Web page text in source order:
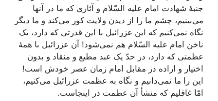
جنبۀ شهادت امام علیه السّلام و آثاری که ما در آنها
می‌بینیم، چشم ما را از دیدن ولایت کور می‌کند و ما دیگر
نگاه نمی‌کنیم که این عزرائیل با این قدرتی که دارد، یک
ناخن امام علیه السّلام هم نمی‌شود! آن عزرائیل با همۀ
عظمتی که دارد، در حدّ یک عبد مطیع و منقاد و بدون
اختیار و اراده در مقابل امام زمان عصر خودش است!
این را ما نمی‌دانیم و نگاه به عظمت عزرائیل می‌کنیم،
امّا غافلیم که منشأ آن عظمت در اینجاست.